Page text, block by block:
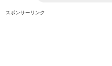
スポンサーリンク